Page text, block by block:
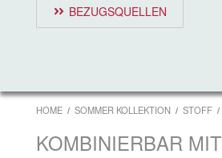
BEZUGSQUELLEN
HOME SOMMER KOLLEKTION STOFF
KOMBINIERBAR MIT